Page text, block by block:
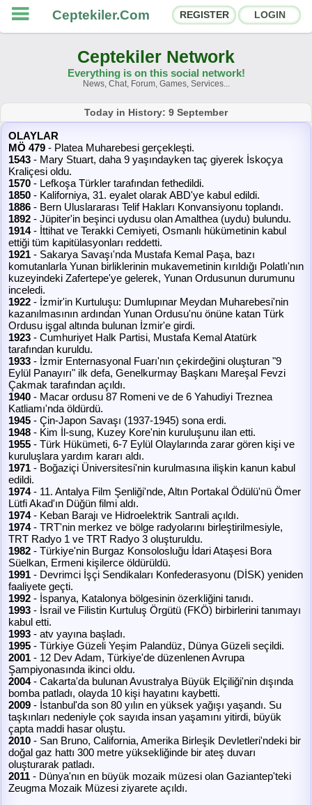
Ceptekiler.Com REGISTER LOGIN
Forums Social Shares
Chat Rooms
Announcements
About Us
Ceptekiler.Com - v2025.01
Licence F.A.Q. C.S. Contract
Ceptekiler Network
Everything is on this social network!
News, Chat, Forum, Games, Services...
Today in History: 9 September
OLAYLAR
MÖ 479 - Platea Muharebesi gerçekleşti.
1543 - Mary Stuart, daha 9 yaşındayken taç giyerek İskoçya
Kraliçesi oldu.
1570 - Lefkoşa Türkler tarafından fethedildi.
1850 - Kaliforniya, 31. eyalet olarak ABD'ye kabul edildi.
1886 - Bern Uluslararası Telif Hakları Konvansiyonu toplandı.
1892 - Jüpiter'in beşinci uydusu olan Amalthea (uydu) bulundu.
1914- İttihat ve Terakki Cemiyeti, Osmanlı hükümetinin kabul
ettiği tüm kapitülasyonları reddetti.
1921 - Sakarya Savaşı'nda Mustafa Kemal Paşa, bazı
komutanlarla Yunan birliklerinin mukavemetinin kırıldığı Polatlı'nın
kuzeyindeki Zafertepe'ye gelerek, Yunan Ordusunun durumunu
inceledi.
1922 - İzmir'in Kurtuluşu: Dumlupınar Meydan Muharebesi'nin
kazanılmasının ardından Yunan Ordusu'nu önüne katan Türk
Ordusu işgal altında bulunan İzmir'e girdi.
1923 - Cumhuriyet Halk Partisi, Mustafa Kemal Atatürk
tarafından kuruldu.
1933 - İzmir Enternasyonal Fuarı'nın çekirdeğini oluşturan "9
Eylül Panayırı" ilk defa, Genelkurmay Başkanı Mareşal Fevzi
Çakmak tarafından açıldı.
1940 - Macar ordusu 87 Romeni ve de 6 Yahudiyi Treznea
Katliamı'nda öldürdü.
1945 - Çin-Japon Savaşı (1937-1945) sona erdi.
1948 - Kim İl-sung, Kuzey Kore'nin kuruluşunu ilan etti.
1955 - Türk Hükümeti, 6-7 Eylül Olaylarında zarar gören kişi ve
kuruluşlara yardım kararı aldı.
1971 - Boğaziçi Üniversitesi'nin kurulmasına ilişkin kanun kabul
edildi.
1974- 11. Antalya Film Şenliği'nde, Altın Portakal Ödülü'nü Ömer
Lütfi Akad'ın Düğün filmi aldı.
1974- Keban Barajı ve Hidroelektrik Santrali açıldı.
1974- TRT'nin merkez ve bölge radyolarını birleştirilmesiyle,
TRT Radyo 1 ve TRT Radyo 3 oluşturuldu.
1982 - Türkiye'nin Burgaz Konsolosluğu İdari Ataşesi Bora
Süelkan, Ermeni kişilerce öldürüldü.
1991 - Devrimci İşçi Sendikaları Konfederasyonu (DİSK) yeniden
faaliyete geçti.
1992 - İspanya, Katalonya bölgesinin özerkliğini tanıdı.
1993 - İsrail ve Filistin Kurtuluş Örgütü (FKÖ) birbirlerini tanımayı
kabul etti.
1993 - atv yayına başladı.
1995 - Türkiye Güzeli Yeşim Palandüz, Dünya Güzeli seçildi.
2001 - 12 Dev Adam, Türkiye'de düzenlenen Avrupa
Şampiyonasında ikinci oldu.
2004- Cakarta'da bulunan Avustralya Büyük Elçiliği'nin dışında
bomba patladı, olayda 10 kişi hayatını kaybetti.
2009 - İstanbul'da son 80 yılın en yüksek yağışı yaşandı. Su
taşkınları nedeniyle çok sayıda insan yaşamını yitirdi, büyük
çapta maddi hasar oluştu.
2010 - San Bruno, California, Amerika Birleşik Devletleri'ndeki bir
doğal gaz hattı 300 metre yüksekliğinde bir ateş duvarı
oluşturarak patladı.
2011 - Dünya'nın en büyük mozaik müzesi olan Gaziantep'teki
Zeugma Mozaik Müzesi ziyarete açıldı.